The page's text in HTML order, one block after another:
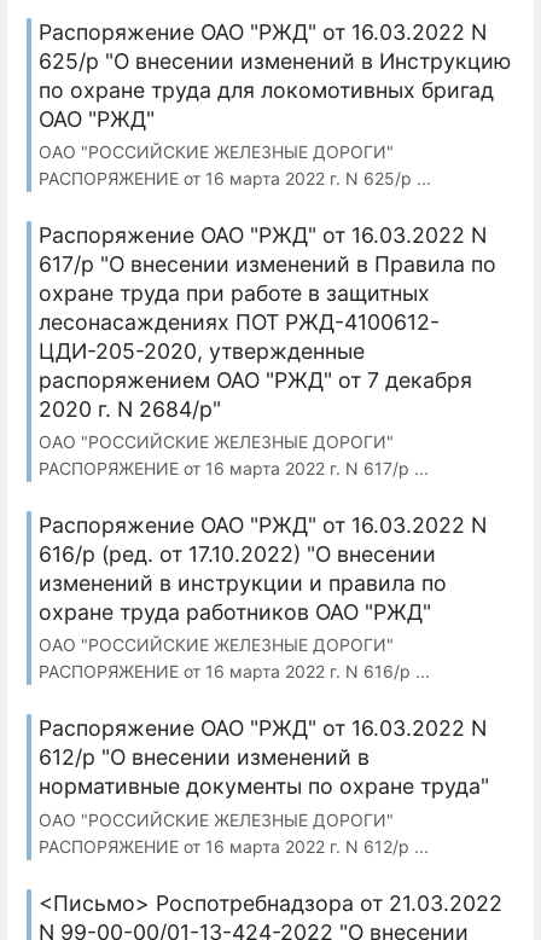
Распоряжение ОАО "РЖД" от 16.03.2022 N
625/р "О внесении изменений в Инструкцию
по охране труда для локомотивных бригад
ОАО "РЖД"
ОАО "РОССИЙСКИЕ ЖЕЛЕЗНЫЕ ДОРОГИ"
РАСПОРЯЖЕНИЕ от 16 марта 2022 г. N 625/р ...
Распоряжение ОАО "РЖД" от 16.03.2022 N
617/р "О внесении изменений в Правила по
охране труда при работе в защитных
лесонасаждениях ПОТ РЖД-4100612-
ЦДИ-205-2020, утвержденные
распоряжением ОАО "РЖД" от 7 декабря
2020 г. N 2684/р"
ОАО "РОССИЙСКИЕ ЖЕЛЕЗНЫЕ ДОРОГИ"
РАСПОРЯЖЕНИЕ от 16 марта 2022 г. N 617/р ...
Распоряжение ОАО "РЖД" от 16.03.2022 N
616/р (ред. от 17.10.2022) "О внесении
изменений в инструкции и правила по
охране труда работников ОАО "РЖД"
ОАО "РОССИЙСКИЕ ЖЕЛЕЗНЫЕ ДОРОГИ"
РАСПОРЯЖЕНИЕ от 16 марта 2022 г. N 616/р ...
Распоряжение ОАО "РЖД" от 16.03.2022 N
612/р "О внесении изменений в
нормативные документы по охране труда"
ОАО "РОССИЙСКИЕ ЖЕЛЕЗНЫЕ ДОРОГИ"
РАСПОРЯЖЕНИЕ от 16 марта 2022 г. N 612/р ...
<Письмо> Роспотребнадзора от 21.03.2022
N 99-00-00/01-13-424-2022 "О внесении